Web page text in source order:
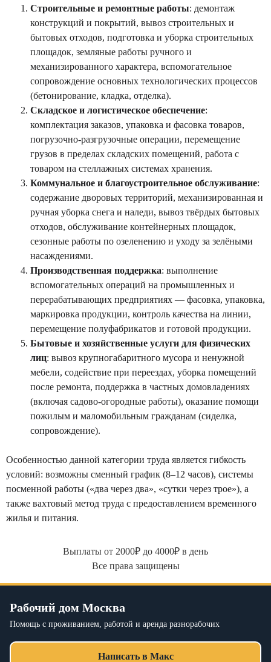
Строительные и ремонтные работы: демонтаж
конструкций и покрытий, вывоз строительных и
бытовых отходов, подготовка и уборка строительных
площадок, земляные работы ручного и
механизированного характера, вспомогательное
сопровождение основных технологических процессов
(бетонирование, кладка, отделка).
Складское и логистическое обеспечение:
комплектация заказов, упаковка и фасовка товаров,
погрузочно-разгрузочные операции, перемещение
грузов в пределах складских помещений, работа с
товаром на стеллажных системах хранения.
Коммунальное и благоустроительное обслуживание:
содержание дворовых территорий, механизированная и
ручная уборка снега и наледи, вывоз твёрдых бытовых
отходов, обслуживание контейнерных площадок,
сезонные работы по озеленению и уходу за зелёными
насаждениями.
Производственная поддержка: выполнение
вспомогательных операций на промышленных и
перерабатывающих предприятиях — фасовка, упаковка,
маркировка продукции, контроль качества на линии,
перемещение полуфабрикатов и готовой продукции.
Бытовые и хозяйственные услуги для физических
лиц: вывоз крупногабаритного мусора и ненужной
мебели, содействие при переездах, уборка помещений
после ремонта, поддержка в частных домовладениях
(включая садово-огородные работы), оказание помощи
пожилым и маломобильным гражданам (сиделка,
сопровождение).
Особенностью данной категории труда является гибкость
условий: возможны сменный график (8–12 часов), системы
посменной работы («два через два», «сутки через трое»), а
также вахтовый метод труда с предоставлением временного
жилья и питания.
Выплаты от 2000₽ до 4000₽ в день
Все права защищены
Рабочий дом Москва
Помощь с проживанием, работой и аренда разнорабочих
Написать в Макс